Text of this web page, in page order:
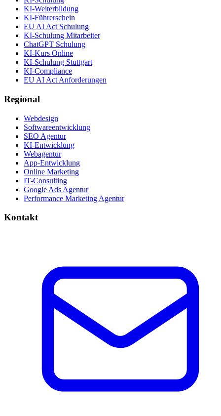
KI-Weiterbildung
KI-Führerschein
EU AI Act Schulung
KI-Schulung Mitarbeiter
ChatGPT Schulung
KI-Kurs Online
KI-Schulung Stuttgart
KI-Compliance
EU AI Act Anforderungen
Regional
Webdesign
Softwareentwicklung
SEO Agentur
KI-Entwicklung
Webagentur
App-Entwicklung
Online Marketing
IT-Consulting
Google Ads Agentur
Performance Marketing Agentur
Kontakt